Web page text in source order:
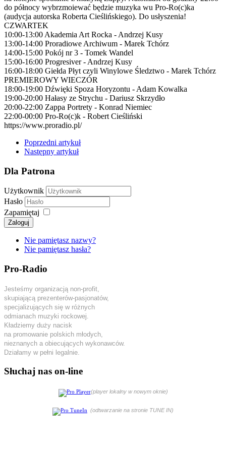
do północy wybrzmoiewać będzie muzyka wu Pro-Ro(c)ka
(audycja autorska Roberta Cieślińskiego). Do usłyszenia!
CZWARTEK
10:00-13:00 Akademia Art Rocka - Andrzej Kusy
13:00-14:00 Proradiowe Archiwum - Marek Tchórz
14:00-15:00 Pokój nr 3 - Tomek Wandel
15:00-16:00 Progresiver - Andrzej Kusy
16:00-18:00 Giełda Płyt czyli Winylowe Śledztwo - Marek Tchórz
PREMIEROWY WIECZÓR
18:00-19:00 Dźwięki Spoza Horyzontu - Adam Kowalka
19:00-20:00 Hałasy ze Strychu - Dariusz Skrzydło
20:00-22:00 Zappa Portrety - Konrad Niemiec
22:00-00:00 Pro-Ro(c)k - Robert Cieśliński
https://www.proradio.pl/
Poprzedni artykuł
Następny artykuł
Dla Patrona
Użytkownik
Hasło
Zapamiętaj
Zaloguj
Nie pamiętasz nazwy?
Nie pamiętasz hasła?
Pro-Radio
Jesteśmy organizacją non-profit,
skupiającą prezenterów-pasjonatów,
specjalizujących się w różnych
odmianach muzyki rockowej.
Kładziemy duży nacisk
na promowanie polskich młodych,
nieznanych a obiecujących wykonawców.
Działamy w pełni legalnie.
Słuchaj nas on-line
(player lokalny w nowym oknie)
(odtwarzanie na stronie TUNE IN)